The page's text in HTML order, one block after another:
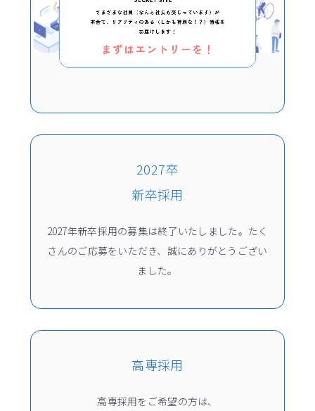
どんな未来が待っているのか
映像で知る
ソフィア・ライフ
ソフィアの魅力を
ソフィアインターンシップの魅力
参加者座談会
求める人財像
高専採用募集要項
2027卒
新卒採用
2027年新卒採用の募集は終了いたしました。たく
さんのご応募をいただき、誠にありがとうござい
ました。
高専採用
高専採用をご希望の方は、